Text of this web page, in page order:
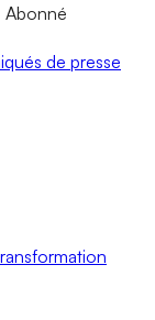
Abonné
de presse